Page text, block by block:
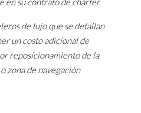
de lujo que se detallan
un costo adicional de
reposicionamiento de la
zona de navegación